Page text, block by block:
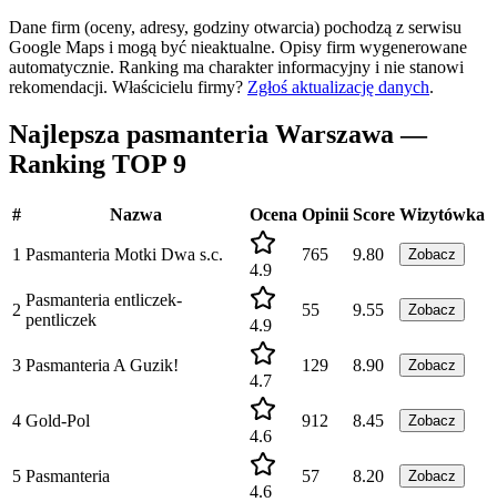
Dane firm (oceny, adresy, godziny otwarcia) pochodzą z serwisu
Google Maps i mogą być nieaktualne. Opisy firm wygenerowane
automatycznie. Ranking ma charakter informacyjny i nie stanowi
rekomendacji. Właścicielu firmy? Zgłoś aktualizację danych.
Najlepsza pasmanteria Warszawa —
Ranking TOP 9
# Nazwa Ocena Opinii Score Wizytówka
1 Pasmanteria Motki Dwa s.c.
4.9
765 9.80 Zobacz
2
Pasmanteria entliczek-
pentliczek
4.9
55 9.55 Zobacz
3 Pasmanteria A Guzik!
4.7
129 8.90 Zobacz
4 Gold-Pol
4.6
912 8.45 Zobacz
5 Pasmanteria
4.6
57 8.20 Zobacz